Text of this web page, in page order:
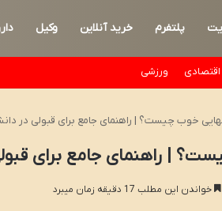
پلتفرم خرید آنلاین وکیل
اقتصادی ورزشی
خوب چیست؟ | راهنمای جامع برای قبولی در
| راهنمای جامع برای
خواندن این مطلب 17 دقیقه زمان میبرد